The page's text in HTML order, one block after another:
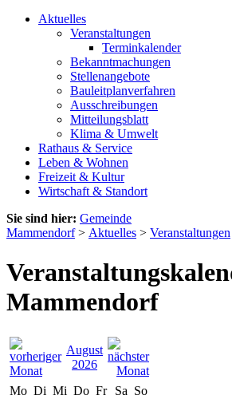
Aktuelles
Veranstaltungen
Terminkalender
Bekanntmachungen
Stellenangebote
Bauleitplanverfahren
Ausschreibungen
Mitteilungsblatt
Klima & Umwelt
Rathaus & Service
Leben & Wohnen
Freizeit & Kultur
Wirtschaft & Standort
Sie sind hier: Gemeinde
Mammendorf> Aktuelles > Veranstaltungen
Mammendorf
August
2026
Mo Di Mi Do Fr Sa So